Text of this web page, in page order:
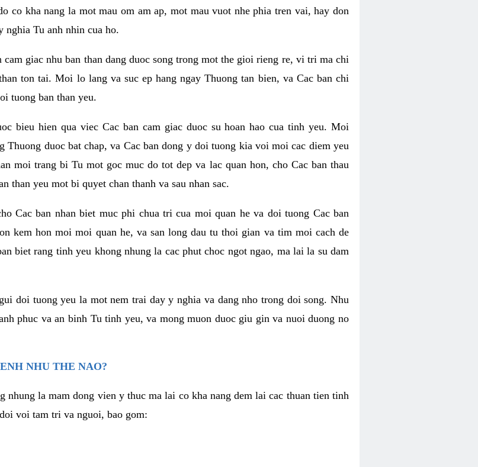
co kha nang la mot mau om am ap, mot mau vuot nhe phia tren vai, hay don
nghia Tu anh nhin cua ho.
cam giac nhu ban than dang duoc song trong mot the gioi rieng re, vi tri ma chi
ton tai. Moi lo lang va suc ep hang ngay Thuong tan bien, va Cac ban chi
tuong ban than yeu.
bieu hien qua viec Cac ban cam giac duoc su hoan hao cua tinh yeu. Moi
Thuong duoc bat chap, va Cac ban dong y doi tuong kia voi moi cac diem yeu
moi trang bi Tu mot goc muc do tot dep va lac quan hon, cho Cac ban thau
than yeu mot bi quyet chan thanh va sau nhan sac.
Cac ban nhan biet muc phi chua tri cua moi quan he va doi tuong Cac ban
kem hon moi moi quan he, va san long dau tu thoi gian va tim moi cach de
biet rang tinh yeu khong nhung la cac phut choc ngot ngao, ma lai la su dam
doi tuong yeu la mot nem trai day y nghia va dang nho trong doi song. Nhu
phuc va an binh Tu tinh yeu, va mong muon duoc giu gin va nuoi duong no
NHU THE NAO?
nhung la mam dong vien y thuc ma lai co kha nang dem lai cac thuan tien tinh
voi tam tri va nguoi, bao gom: